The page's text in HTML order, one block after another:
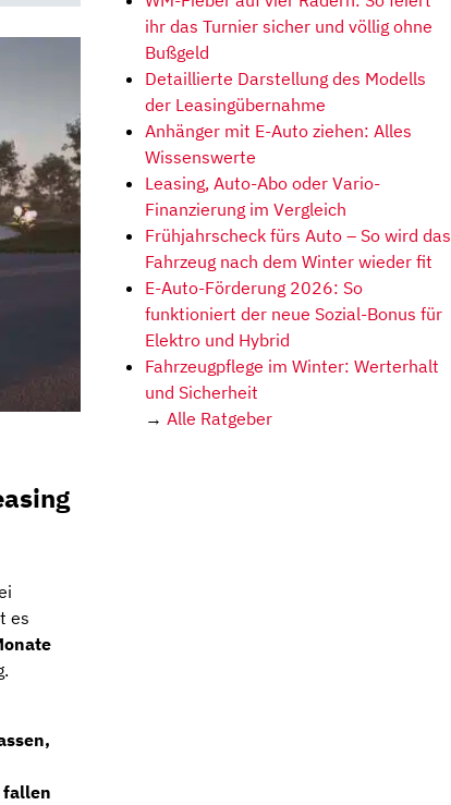
es
fallen
ihr das Turnier sicher und völlig ohne
Bußgeld
Detaillierte Darstellung des Modells
der Leasingübernahme
Anhänger mit E-Auto ziehen: Alles
Wissenswerte
Leasing, Auto-Abo oder Vario-
Finanzierung im Vergleich
Frühjahrscheck fürs Auto – So wird das
Fahrzeug nach dem Winter wieder fit
E-Auto-Förderung 2026: So
funktioniert der neue Sozial-Bonus für
Elektro und Hybrid
Fahrzeugpflege im Winter: Werterhalt
und Sicherheit
→ Alle Ratgeber